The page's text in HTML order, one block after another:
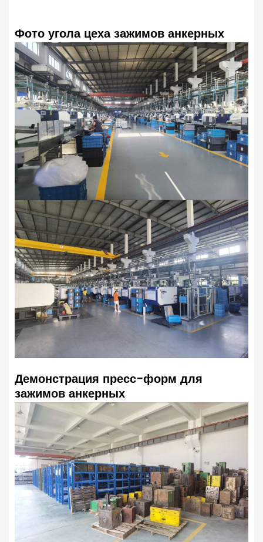
Фото угола цеха зажимов анкерных
Демонстрация пресс-форм для
зажимов анкерных